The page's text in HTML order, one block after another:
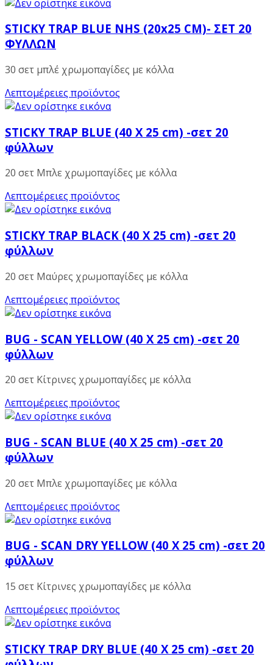
STICKY TRAP BLUE NHS (20x25 CM)- ΣΕΤ 20
ΦΥΛΛΩΝ
30 σετ μπλέ χρωμοπαγίδες με κόλλα
Λεπτομέρειες προϊόντος
STICKY TRAP BLUE (40 X 25 cm) -σετ 20
φύλλων
20 σετ Μπλε χρωμοπαγίδες με κόλλα
Λεπτομέρειες προϊόντος
STICKY TRAP BLACK (40 X 25 cm) -σετ 20
φύλλων
20 σετ Μαύρες χρωμοπαγίδες με κόλλα
Λεπτομέρειες προϊόντος
BUG - SCAN YELLOW (40 X 25 cm) -σετ 20
φύλλων
20 σετ Κίτρινες χρωμοπαγίδες με κόλλα
Λεπτομέρειες προϊόντος
BUG - SCAN BLUE (40 X 25 cm) -σετ 20
φύλλων
20 σετ Μπλε χρωμοπαγίδες με κόλλα
Λεπτομέρειες προϊόντος
BUG - SCAN DRY YELLOW (40 X 25 cm) -σετ 20
φύλλων
15 σετ Κίτρινες χρωμοπαγίδες με κόλλα
Λεπτομέρειες προϊόντος
STICKY TRAP DRY BLUE (40 X 25 cm) -σετ 20